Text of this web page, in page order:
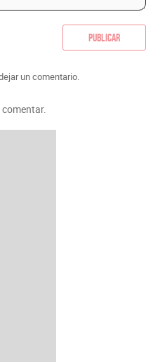
Publicar
un comentario.